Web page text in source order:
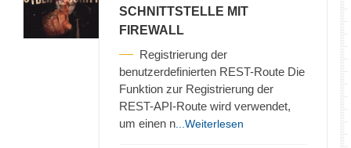
SCHNITTSTELLE MIT
FIREWALL
Registrierung der
benutzerdefinierten REST-Route Die
Funktion zur Registrierung der
REST-API-Route wird verwendet,
um einen n ...Weiterlesen